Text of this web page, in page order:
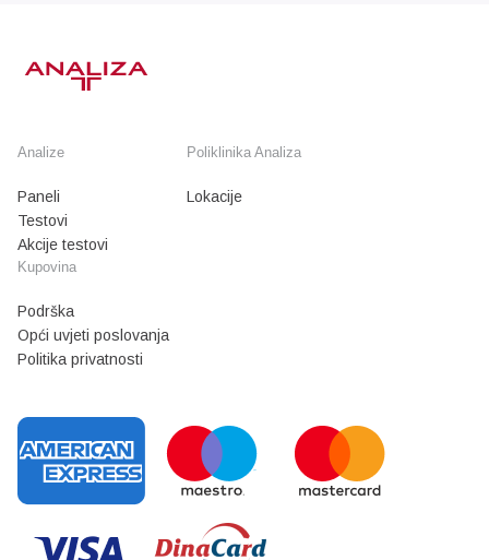
Analize
Paneli
Testovi
Akcije testovi
Poliklinika Analiza
Lokacije
Kupovina
Podrška
Opći uvjeti poslovanja
Politika privatnosti